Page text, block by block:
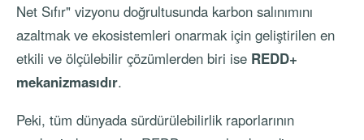
Net Sıfır" vizyonu doğrultusunda karbon salınımını
azaltmak ve ekosistemleri onarmak için geliştirilen en
etkili ve ölçülebilir çözümlerden biri ise REDD+
mekanizmasıdır.
Peki, tüm dünyada sürdürülebilirlik raporlarının